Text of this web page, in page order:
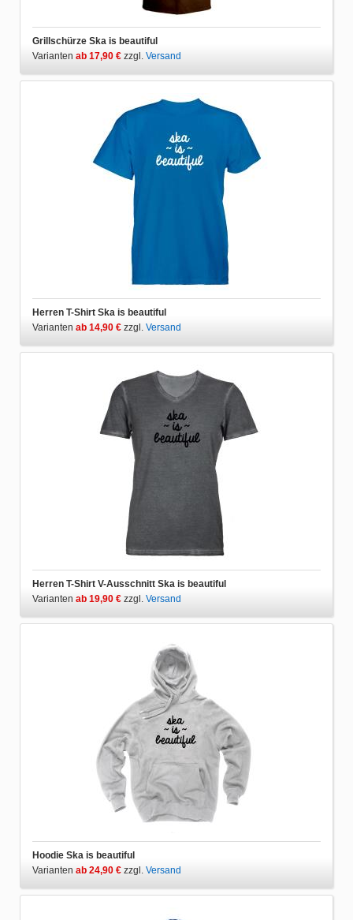
Grillschürze Ska is beautiful
Varianten ab 17,90 € zzgl. Versand
Herren T-Shirt Ska is beautiful
Varianten ab 14,90 € zzgl. Versand
Herren T-Shirt V-Ausschnitt Ska is beautiful
Varianten ab 19,90 € zzgl. Versand
Hoodie Ska is beautiful
Varianten ab 24,90 € zzgl. Versand